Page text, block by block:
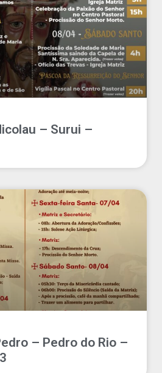
– Surui –
– Pedro do Rio –